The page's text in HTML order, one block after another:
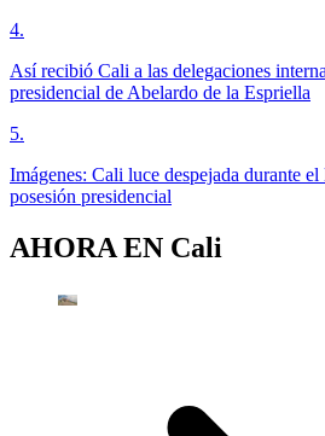
4.
Así recibió Cali a las delegaciones
presidencial de Abelardo de la Espriella
5.
Imágenes: Cali luce despejada durante
posesión presidencial
AHORA EN Cali